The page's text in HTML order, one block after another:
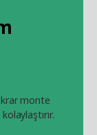
monte